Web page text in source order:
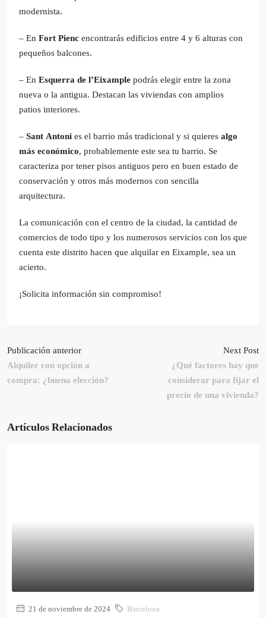
modernista.
– En Fort Pienc encontrarás edificios entre 4 y 6 alturas con
pequeños balcones.
– En Esquerra de l’Eixample podrás elegir entre la zona
nueva o la antigua. Destacan las viviendas con amplios
patios interiores.
– Sant Antoni es el barrio más tradicional y si quieres algo
más económico, probablemente este sea tu barrio. Se
caracteriza por tener pisos antiguos pero en buen estado de
conservación y otros más modernos con sencilla
arquitectura.
La comunicación con el centro de la ciudad, la cantidad de
comercios de todo tipo y los numerosos servicios con los que
cuenta este distrito hacen que alquilar en Eixample, sea un
acierto.
¡Solicita información sin compromiso!
Publicación anterior
Alquiler con opción a
compra: ¿buena elección?
Next Post
¿Qué factores hay que
considerar para fijar el
precio de una vivienda?
Artículos Relacionados
21 de noviembre de 2024 Barcelona